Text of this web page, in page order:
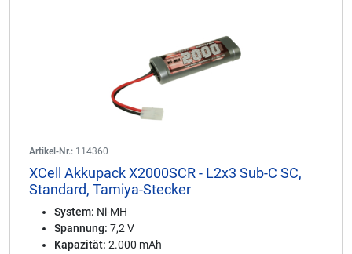
Artikel-Nr.: 114360
XCell Akkupack X2000SCR - L2x3 Sub-C SC,
Standard, Tamiya-Stecker
System: Ni-MH
Spannung: 7,2 V
Kapazität: 2.000 mAh